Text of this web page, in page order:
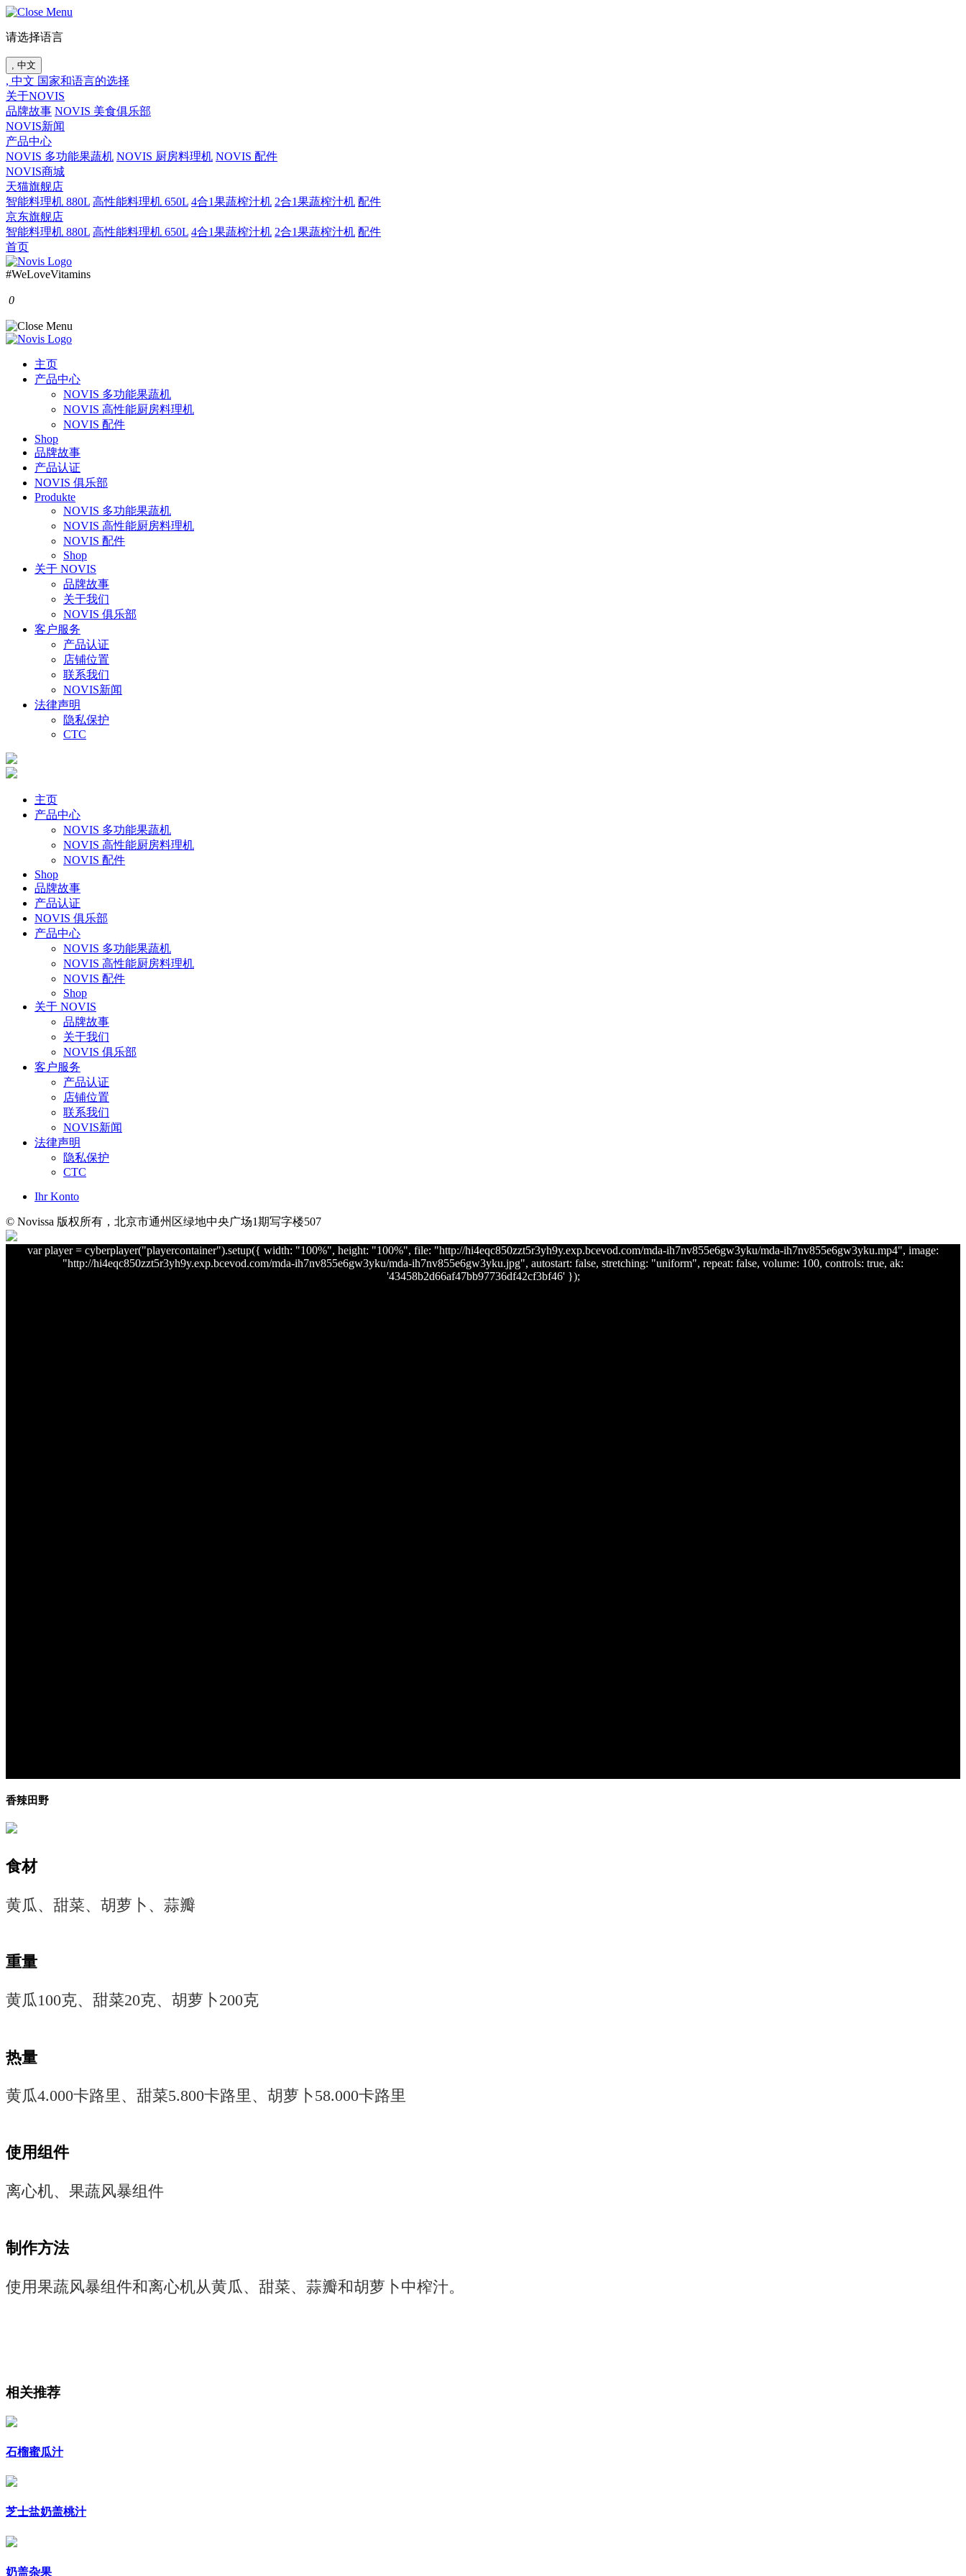
请选择语言
, 中文
, 中文 国家和语言的选择
关于NOVIS
品牌故事 NOVIS 美食俱乐部
NOVIS新闻
产品中心
NOVIS 多功能果蔬机 NOVIS 厨房料理机 NOVIS 配件
NOVIS商城
天猫旗舰店
智能料理机 880L 高性能料理机 650L 4合1果蔬榨汁机 2合1果蔬榨汁机 配件
京东旗舰店
智能料理机 880L 高性能料理机 650L 4合1果蔬榨汁机 2合1果蔬榨汁机 配件
首页
#WeLoveVitamins
0
主页
产品中心
NOVIS 多功能果蔬机
NOVIS 高性能厨房料理机
NOVIS 配件
Shop
品牌故事
产品认证
NOVIS 俱乐部
Produkte
NOVIS 多功能果蔬机
NOVIS 高性能厨房料理机
NOVIS 配件
Shop
关于 NOVIS
品牌故事
关于我们
NOVIS 俱乐部
客户服务
产品认证
店铺位置
联系我们
NOVIS新闻
法律声明
隐私保护
CTC
主页
产品中心
NOVIS 多功能果蔬机
NOVIS 高性能厨房料理机
NOVIS 配件
Shop
品牌故事
产品认证
NOVIS 俱乐部
产品中心
NOVIS 多功能果蔬机
NOVIS 高性能厨房料理机
NOVIS 配件
Shop
关于 NOVIS
品牌故事
关于我们
NOVIS 俱乐部
客户服务
产品认证
店铺位置
联系我们
NOVIS新闻
法律声明
隐私保护
CTC
Ihr Konto
© Novissa 版权所有，北京市通州区绿地中央广场1期写字楼507
var player = cyberplayer("playercontainer").setup({ width: "100%", height: "100%", file: "http://hi4eqc850zzt5r3yh9y.exp.bcevod.com/mda-ih7nv855e6gw3yku/mda-ih7nv855e6gw3yku.mp4", image:
"http://hi4eqc850zzt5r3yh9y.exp.bcevod.com/mda-ih7nv855e6gw3yku/mda-ih7nv855e6gw3yku.jpg", autostart: false, stretching: "uniform", repeat: false, volume: 100, controls: true, ak:
'43458b2d66af47bb97736df42cf3bf46' });
香辣田野
食材
黄瓜、甜菜、胡萝卜、蒜瓣
重量
黄瓜100克、甜菜20克、胡萝卜200克
热量
黄瓜4.000卡路里、甜菜5.800卡路里、胡萝卜58.000卡路里
使用组件
离心机、果蔬风暴组件
制作方法
使用果蔬风暴组件和离心机从黄瓜、甜菜、蒜瓣和胡萝卜中榨汁。
相关推荐
石榴蜜瓜汁
芝士盐奶盖桃汁
奶盖杂果